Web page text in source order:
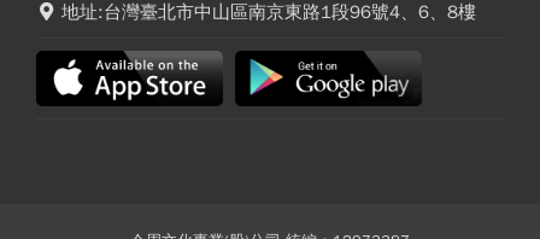
地址:台灣臺北市中山區南京東路1段96號4、6、8樓